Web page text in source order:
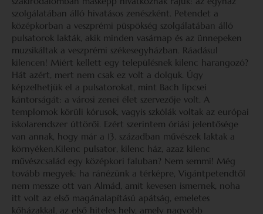
szolgálatában álló hivatásos zenészként. Petendet a
középkorban a veszprémi püspökség szolgálatában álló
pulsatorok lakták, akik minden vasárnap és az ünnepeken
muzsikáltak a veszprémi székesegyházban. Ráadásul
kilencen! Miért kellett egy településnek kilenc harangozó?
Hát azért, mert nem csak ez volt a dolguk. Úgy
képzelhetjük el a pulsatorokat, mint Bach lipcsei
kántorságát: a városi zenei élet szervezője volt. A
templomok körüli kórusok, vagyis szkólák voltak az európai
iskolarendszer úttörői. Ezért szerintem óriási jelentősége
van annak, hogy már a 13. században művészek laktak a
környéken.Kilenc pulsator, kilenc ház, azaz kilenc
művészcsalád egy középkori faluban? Nem semmi! Még
tovább megyek: ha ránézünk a térképre, Vigántpetendtől
nem messze ott van Almád, amit kevesen ismernek, noha
itt volt az első magánalapítású apátság, emeletes
kőházakkal, az első hiteles hely, amely nagyobb